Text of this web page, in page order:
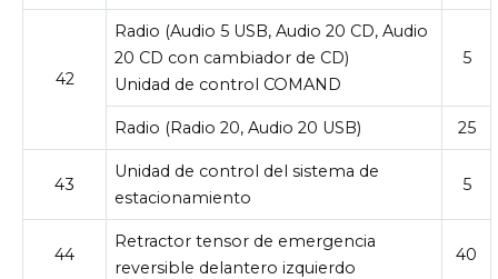
42
Radio (Audio 5 USB, Audio 20 CD, Audio
20 CD con cambiador de CD)
Unidad de control COMAND
5
Radio (Radio 20, Audio 20 USB) 25
43
Unidad de control del sistema de
estacionamiento
5
44
Retractor tensor de emergencia
reversible delantero izquierdo
40